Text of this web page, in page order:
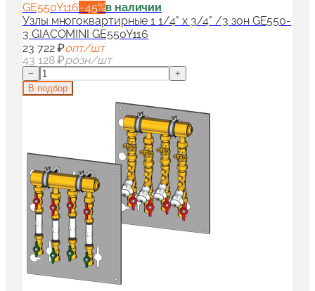
GE550Y116−45%в наличии
Узлы многоквартирные 1 1/4" x 3/4" /3 зон GE550-
3 GIACOMINI GE550Y116
23 722 ₽опт/шт
43 128 ₽розн/шт
−
+
В подбор